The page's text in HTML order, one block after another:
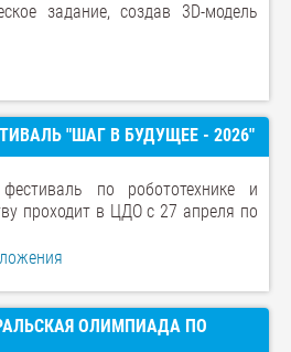
задание, создав 3D-модель
"ШАГ В БУДУЩЕЕ - 2026"
по робототехнике и
проходит в ЦДО с 27 апреля по
ОЛИМПИАДА ПО